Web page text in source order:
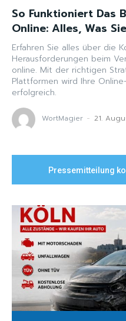
So Funktioniert Das
Online: Alles, Was
Erfahren Sie alles über die
Herausforderungen beim
online. Mit der richtigen
Plattformen wird Ihre
erfolgreich.
WortMagier - 21.
Pressemitteilung